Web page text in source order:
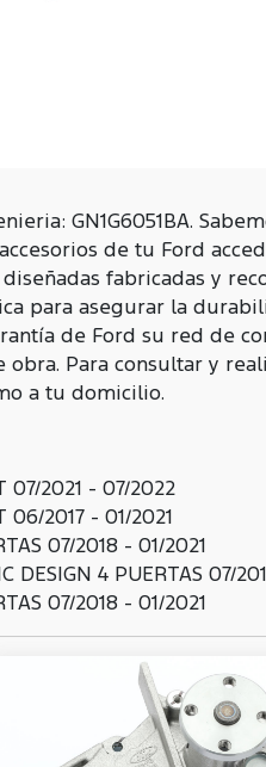
GN1G6051BA.
de tu Ford
fabricadas y
para asegurar la
de Ford su red de
obra. Para consultar y
a tu domicilio.
07/2021 - 07/2022
06/2017 - 01/2021
07/2018 - 01/2021
DESIGN 4 PUERTAS 07/
07/2018 - 01/2021